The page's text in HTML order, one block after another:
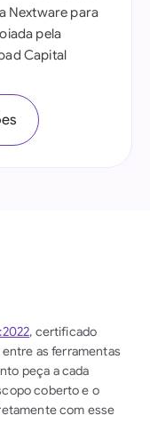
Nextware para
pela
Capital
, certificado
as ferramentas
peça a cada
coberto e o
com esse